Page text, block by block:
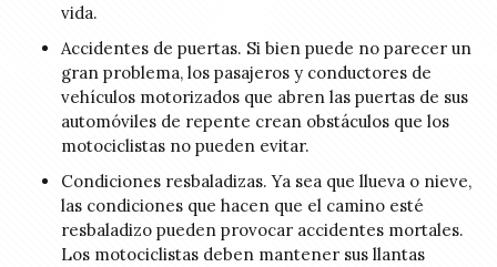
vida.
Accidentes de puertas. Si bien puede no parecer un
gran problema, los pasajeros y conductores de
vehículos motorizados que abren las puertas de sus
automóviles de repente crean obstáculos que los
motociclistas no pueden evitar.
Condiciones resbaladizas. Ya sea que llueva o nieve,
las condiciones que hacen que el camino esté
resbaladizo pueden provocar accidentes mortales.
Los motociclistas deben mantener sus llantas